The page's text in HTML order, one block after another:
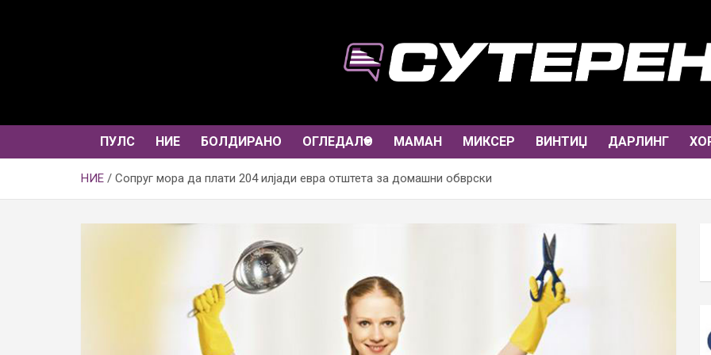
ПУЛС НИЕ БОЛДИРАНО ОГЛЕДАЛО МАМАН МИКСЕР ВИНТИЏ ДАРЛИНГ
НИЕ Сопруг мора да плати 204 илјади евра отштета за домашни обврски